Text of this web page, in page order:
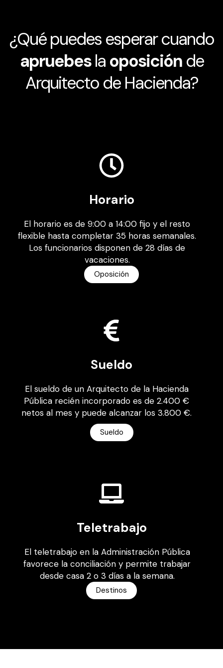
¿Qué puedes esperar cuando
apruebesla oposiciónde
Arquitecto de Hacienda?
Horario
El horario es de 9:00 a 14:00 fijo y el resto
flexible hasta completar 35 horas semanales.
Los funcionarios disponen de 28 días de
vacaciones.
Oposición
Sueldo
El sueldo de un Arquitecto de la Hacienda
Pública recién incorporado es de 2.400 €
netos al mes y puede alcanzar los 3.800 €.
Sueldo
Teletrabajo
El teletrabajo en la Administración Pública
favorece la conciliación y permite trabajar
desde casa 2 o 3 días a la semana.
Destinos